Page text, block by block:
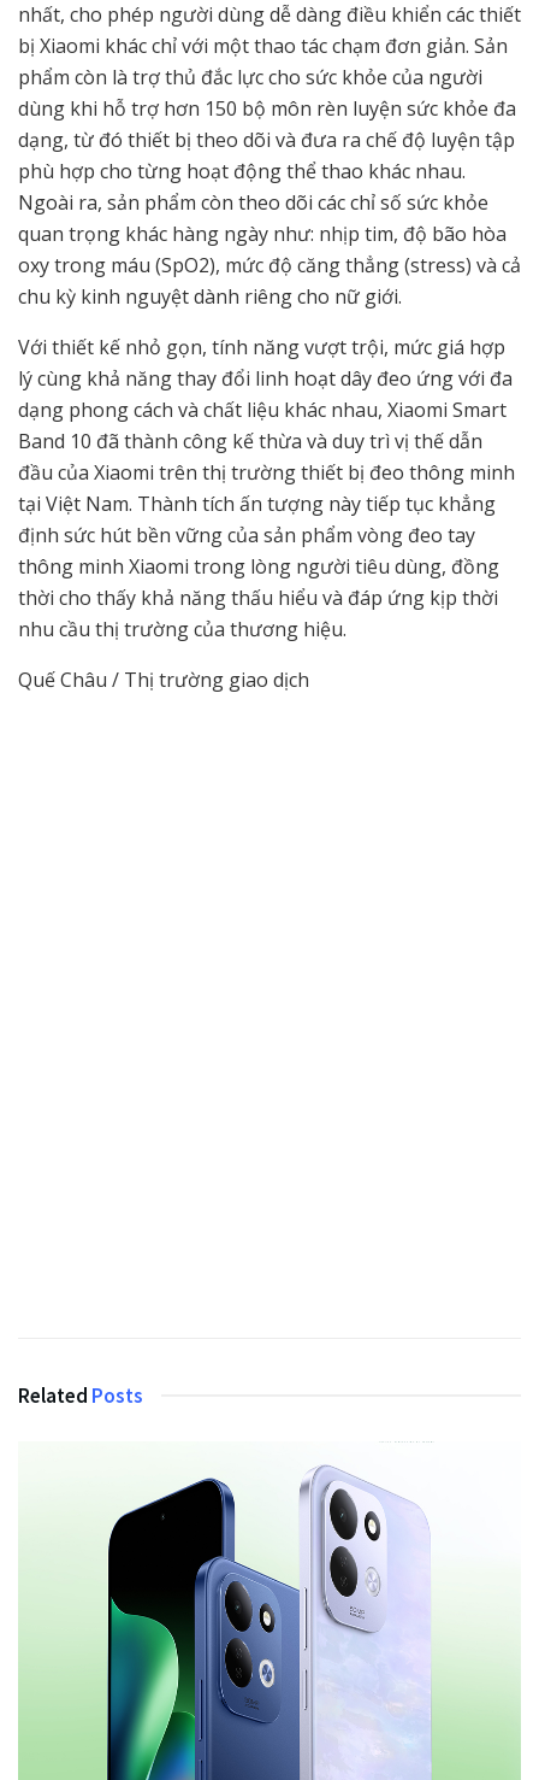
nhất, cho phép người dùng dễ dàng điều khiển các thiết
bị Xiaomi khác chỉ với một thao tác chạm đơn giản. Sản
phẩm còn là trợ thủ đắc lực cho sức khỏe của người
dùng khi hỗ trợ hơn 150 bộ môn rèn luyện sức khỏe đa
dạng, từ đó thiết bị theo dõi và đưa ra chế độ luyện tập
phù hợp cho từng hoạt động thể thao khác nhau.
Ngoài ra, sản phẩm còn theo dõi các chỉ số sức khỏe
quan trọng khác hàng ngày như: nhịp tim, độ bão hòa
oxy trong máu (SpO2), mức độ căng thẳng (stress) và cả
chu kỳ kinh nguyệt dành riêng cho nữ giới.
Với thiết kế nhỏ gọn, tính năng vượt trội, mức giá hợp
lý cùng khả năng thay đổi linh hoạt dây đeo ứng với đa
dạng phong cách và chất liệu khác nhau, Xiaomi Smart
Band 10 đã thành công kế thừa và duy trì vị thế dẫn
đầu của Xiaomi trên thị trường thiết bị đeo thông minh
tại Việt Nam. Thành tích ấn tượng này tiếp tục khẳng
định sức hút bền vững của sản phẩm vòng đeo tay
thông minh Xiaomi trong lòng người tiêu dùng, đồng
thời cho thấy khả năng thấu hiểu và đáp ứng kịp thời
nhu cầu thị trường của thương hiệu.
Quế Châu / Thị trường giao dịch
Related Posts